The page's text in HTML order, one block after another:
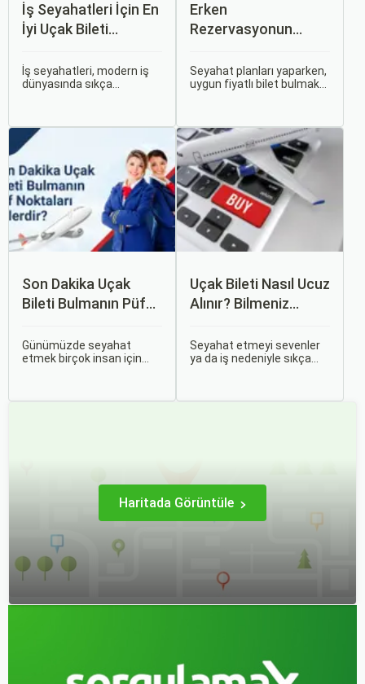
İş Seyahatleri İçin En
İyi Uçak Bileti
İş seyahatleri, modern iş
dünyasında sıkça
süreçlerdir. Özellikle uçak
bileti seçimi, seyahatinizin
başarısını doğrudan
etkileyen unsurlardan
biridir.
Erken
Rezervasyonun
Otobüs Bileti Satın
Alma İpuçları
Seyahat planları yaparken,
uygun fiyatlı bilet bulmak
erken rezervasyon
yapmak, yalnızca
seyahatin maliyetini
azaltmakla kalmaz, aynı
zamanda daha kaliteli bir
seyahat deneyimi
yaşamanızı sağlar.
Son Dakika Uçak
Bileti Bulmanın Püf
Günümüzde seyahat
etmek birçok insan için
Uçak Bileti Nasıl Ucuz
Alınır? Bilmeniz
Detaylar
Seyahat etmeyi sevenler
ya da iş nedeniyle sıkça
var.
Haritada Görüntüle